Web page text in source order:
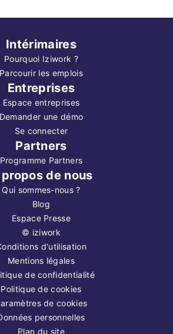
Intérimaires
Pourquoi Iziwork ?
Parcourir les emplois
Entreprises
Espace entreprises
Demander une démo
Se connecter
Partners
Programme Partners
de nous
Qui sommes-nous ?
Blog
Espace Presse
© iziwork
d'utilisation
Mentions légales
de confidentialité
Politique de cookies
de cookies
personnelles
Plan du site